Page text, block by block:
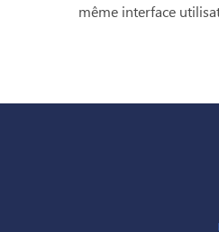
même interface